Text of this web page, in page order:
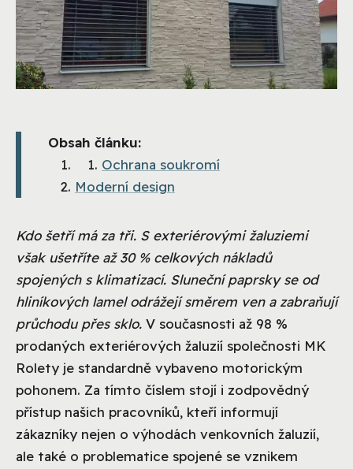
Obsah článku:
Ochrana soukromí
Moderní design
Kdo šetří má za tři. S exteriérovými žaluziemi
však ušetříte až 30 % celkových nákladů
spojených s klimatizací. Sluneční paprsky se od
hliníkových lamel odrážejí směrem ven a zabraňují
průchodu přes sklo. V současnosti až 98 %
prodaných exteriérových žaluzií společnosti MK
Rolety je standardně vybaveno motorickým
pohonem. Za tímto číslem stojí i zodpovědný
přístup našich pracovníků, kteří informují
zákazníky nejen o výhodách venkovních žaluzií,
ale také o problematice spojené se vznikem